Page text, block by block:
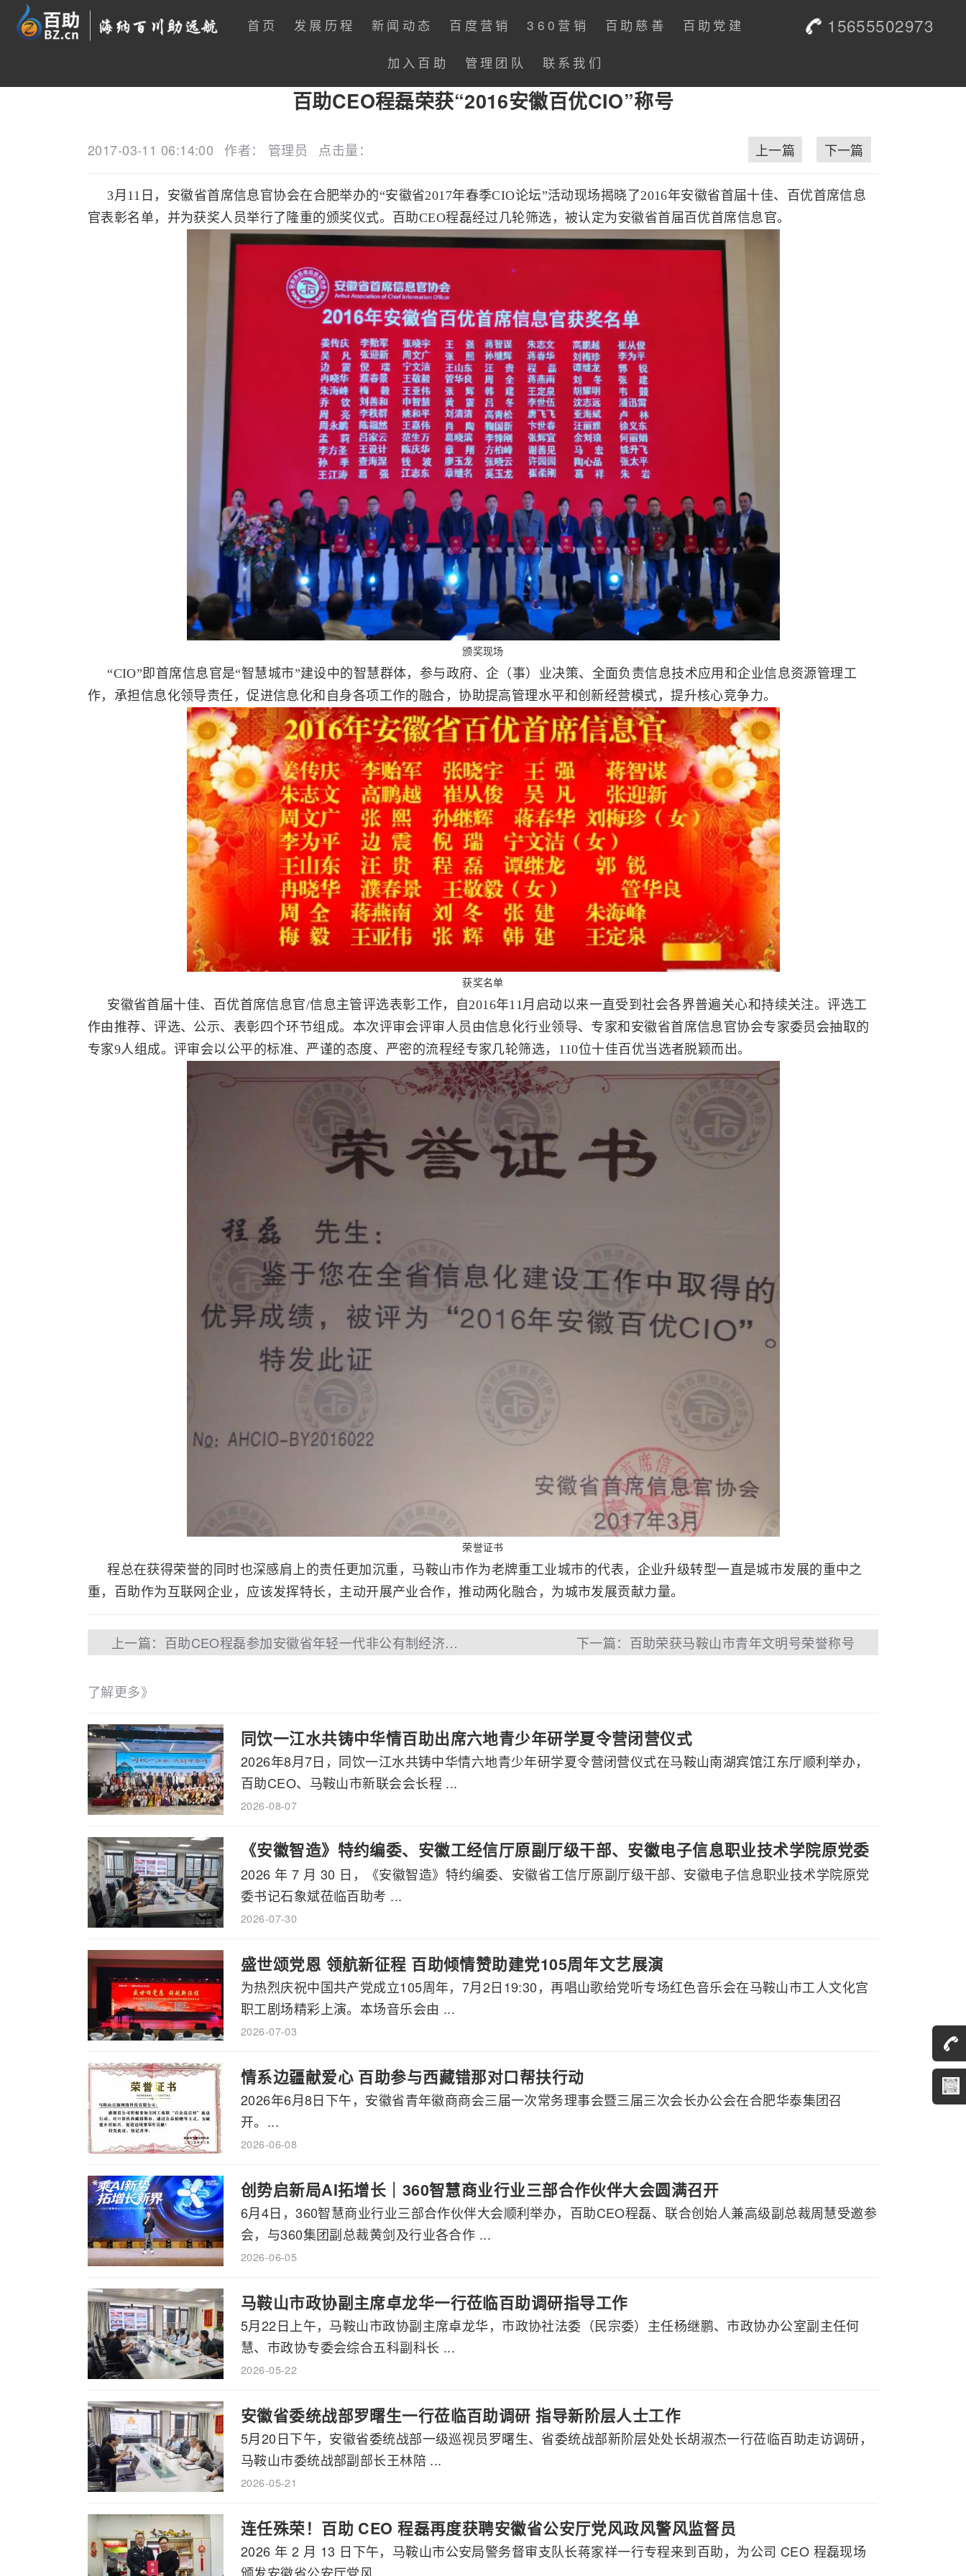
首页 发展历程 新闻动态 百度营销 360营销 百助慈善 百助党建
加入百助 管理团队 联系我们
15655502973
百助CEO程磊荣获“2016安徽百优CIO”称号
2017-03-11 06:14:00 作者： 管理员 点击量： 下一篇
上一篇
3月11日，安徽省首席信息官协会在合肥举办的“安徽省2017年春季CIO论坛”活动现场揭晓了2016年安徽省首届十佳、百优首席信息
官表彰名单，并为获奖人员举行了隆重的颁奖仪式。百助CEO程磊经过几轮筛选，被认定为安徽省首届百优首席信息官。
颁奖现场
“CIO”即首席信息官是“智慧城市”建设中的智慧群体，参与政府、企（事）业决策、全面负责信息技术应用和企业信息资源管理工
作，承担信息化领导责任，促进信息化和自身各项工作的融合，协助提高管理水平和创新经营模式，提升核心竞争力。
获奖名单
安徽省首届十佳、百优首席信息官/信息主管评选表彰工作，自2016年11月启动以来一直受到社会各界普遍关心和持续关注。评选工
作由推荐、评选、公示、表彰四个环节组成。本次评审会评审人员由信息化行业领导、专家和安徽省首席信息官协会专家委员会抽取的
专家9人组成。评审会以公平的标准、严谨的态度、严密的流程经专家几轮筛选，110位十佳百优当选者脱颖而出。
荣誉证书
程总在获得荣誉的同时也深感肩上的责任更加沉重，马鞍山市作为老牌重工业城市的代表，企业升级转型一直是城市发展的重中之
重，百助作为互联网企业，应该发挥特长，主动开展产业合作，推动两化融合，为城市发展贡献力量。
上一篇：百助CEO程磊参加安徽省年轻一代非公有制经济人士座谈会 下一篇：百助荣获马鞍山市青年文明号荣誉称号
了解更多》
同饮一江水共铸中华情百助出席六地青少年研学夏令营闭营仪式
2026年8月7日，同饮一江水共铸中华情六地青少年研学夏令营闭营仪式在马鞍山南湖宾馆江东厅顺利举办，
百助CEO、马鞍山市新联会会长程 ...
2026-08-07
《安徽智造》特约编委、安徽工经信厅原副厅级干部、安徽电子信息职业技术学院原党委
书记石象斌莅临百助考察交流
2026 年 7 月 30 日，《安徽智造》特约编委、安徽省工信厅原副厅级干部、安徽电子信息职业技术学院原党
委书记石象斌莅临百助考 ...
2026-07-30
盛世颂党恩 领航新征程 百助倾情赞助建党105周年文艺展演
为热烈庆祝中国共产党成立105周年，7月2日19:30，再唱山歌给党听专场红色音乐会在马鞍山市工人文化宫
职工剧场精彩上演。本场音乐会由 ...
2026-07-03
情系边疆献爱心 百助参与西藏错那对口帮扶行动
2026年6月8日下午，安徽省青年徽商商会三届一次常务理事会暨三届三次会长办公会在合肥华泰集团召
开。...
2026-06-08
创势启新局AI拓增长｜360智慧商业行业三部合作伙伴大会圆满召开
6月4日，360智慧商业行业三部合作伙伴大会顺利举办，百助CEO程磊、联合创始人兼高级副总裁周慧受邀参
会，与360集团副总裁黄剑及行业各合作 ...
2026-06-05
马鞍山市政协副主席卓龙华一行莅临百助调研指导工作
5月22日上午，马鞍山市政协副主席卓龙华，市政协社法委（民宗委）主任杨继鹏、市政协办公室副主任何
慧、市政协专委会综合五科副科长 ...
2026-05-22
安徽省委统战部罗曙生一行莅临百助调研 指导新阶层人士工作
5月20日下午，安徽省委统战部一级巡视员罗曙生、省委统战部新阶层处处长胡淑杰一行莅临百助走访调研，
马鞍山市委统战部副部长王林陪 ...
2026-05-21
连任殊荣！百助 CEO 程磊再度获聘安徽省公安厅党风政风警风监督员
2026 年 2 月 13 日下午，马鞍山市公安局警务督审支队长蒋家祥一行专程来到百助，为公司 CEO 程磊现场